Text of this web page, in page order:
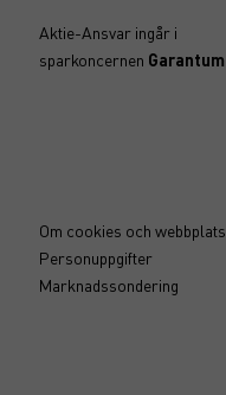
Aktie-Ansvar ingår i
sparkoncernen Garantum
Om cookies och webbplats
Personuppgifter
Marknadssondering